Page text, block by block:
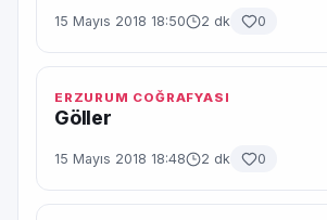
15 Mayıs 2018 18:50 2 dk 0
ERZURUM COĞRAFYASI
Göller
15 Mayıs 2018 18:48 2 dk 0